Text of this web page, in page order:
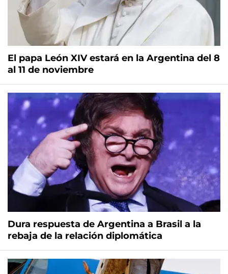
El papa León XIV estará en la Argentina del 8
al 11 de noviembre
Dura respuesta de Argentina a Brasil a la
rebaja de la relación diplomática